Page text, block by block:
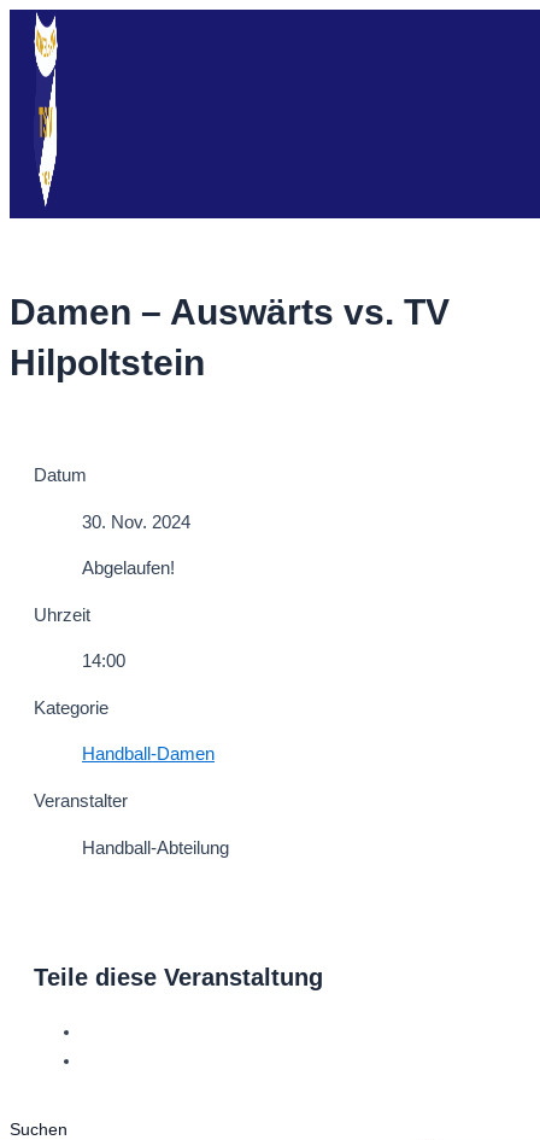
Zum
Inhalt
springen
Damen – Auswärts vs. TV
Hilpoltstein
Datum
30. Nov. 2024
Abgelaufen!
Uhrzeit
14:00
Kategorie
Handball-Damen
Veranstalter
Handball-Abteilung
Teile diese Veranstaltung
Suchen